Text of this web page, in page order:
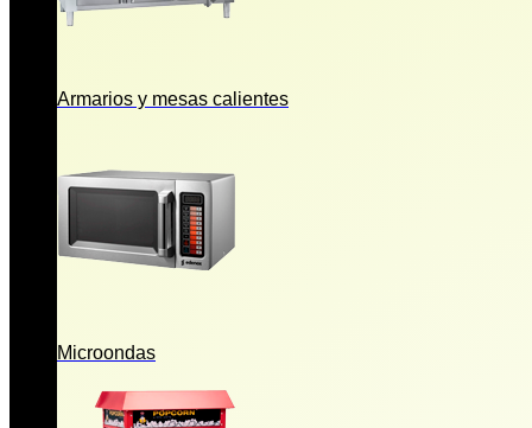
Armarios y mesas calientes
Microondas